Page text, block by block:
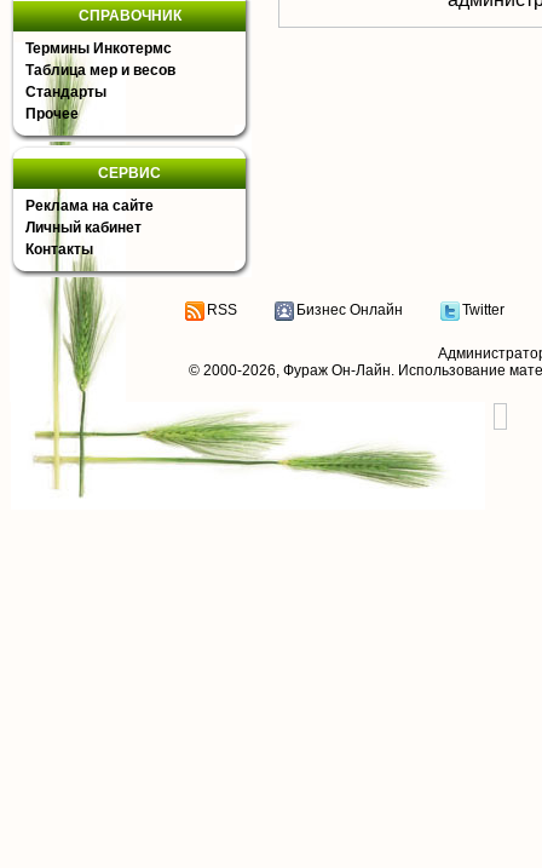
СПРАВОЧНИК
Термины Инкотермс
Таблица мер и весов
Стандарты
Прочее
СЕРВИС
Реклама на сайте
Личный кабинет
Контакты
RSS Бизнес Онлайн Twitter
© 2000-2026, Фураж Он-Лайн. Использование